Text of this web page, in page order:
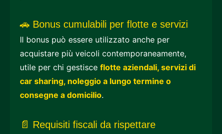
🚗 Bonus cumulabili per flotte e servizi
Il bonus può essere utilizzato anche per
acquistare più veicoli contemporaneamente,
utile per chi gestisce flotte aziendali, servizi di
car sharing, noleggio a lungo termine o
consegne a domicilio.
📄 Requisiti fiscali da rispettare